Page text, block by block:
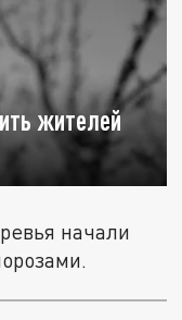
жителей
начали